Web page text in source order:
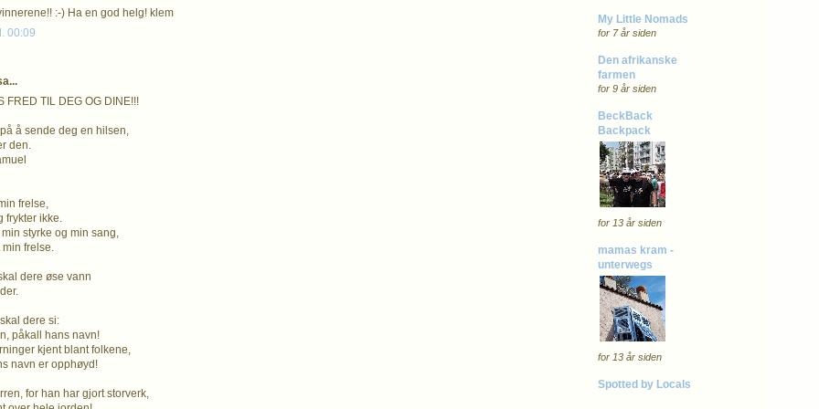
:-) Ha en god helg! klem
00:09
FRED TIL DEG OG DINE!!!
å sende deg en hilsen,
den.
frelse,
frykter ikke.
styrke og min sang,
frelse.
dere øse vann
dere si:
påkall hans navn!
kjent blant folkene,
navn er opphøyd!
for han har gjort storverk,
My Little Nomads
for 7 år siden
Den afrikanske
farmen
for 9 år siden
BeckBack
Backpack
for 13 år siden
mamas kram -
unterwegs
for 13 år siden
Spotted by Locals